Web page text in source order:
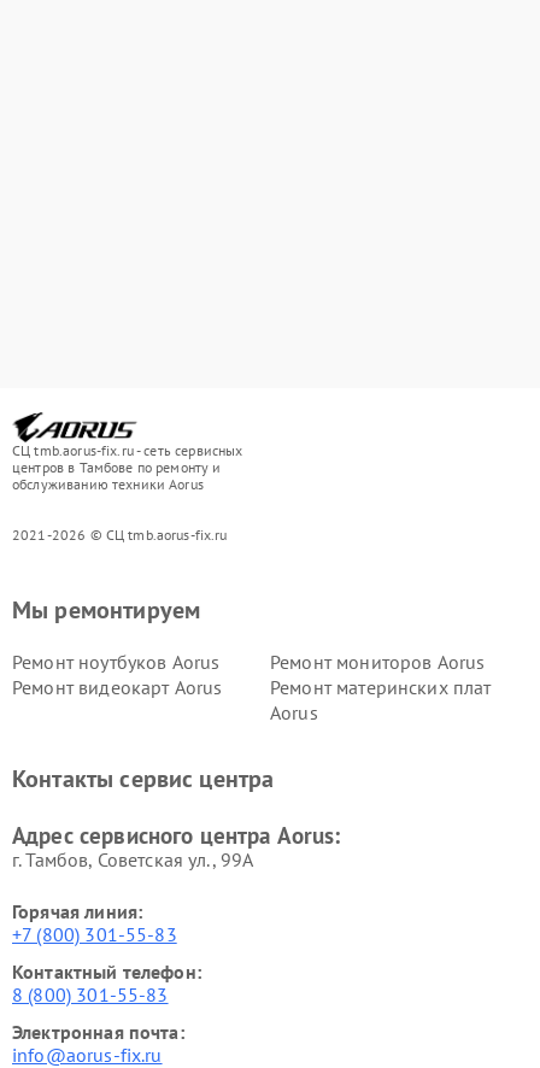
СЦ tmb.aorus-fix.ru - сеть сервисных
центров в Тамбове по ремонту и
обслуживанию техники Aorus
2021-2026 © СЦ tmb.aorus-fix.ru
Мы ремонтируем
Ремонт ноутбуков Aorus
Ремонт мониторов Aorus
Ремонт видеокарт Aorus
Ремонт материнских плат
Aorus
Контакты сервис центра
Адрес сервисного центра Aorus:
г. Тамбов, Советская ул., 99А
Горячая линия:
+7 (800) 301-55-83
Контактный телефон:
8 (800) 301-55-83
Электронная почта:
info@aorus-fix.ru